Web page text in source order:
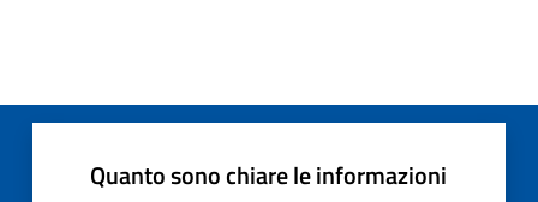
Quanto sono chiare le informazioni